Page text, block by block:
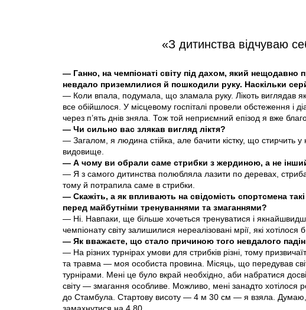
«З дитинства відчуваю
— Ганно, на чемпіонаті світу під дахом, який нещодавно
невдало приземлилися й пошкодили руку. Наскільки
— Коли впала, подумала, що зламала руку. Лікоть виглядав
все обійшлося. У місцевому госпіталі провели обстеження і
через п’ять днів зняла. Тож той неприємний епізод я вже
— Чи сильно вас злякав вигляд ліктя?
— Загалом, я людина стійка, але бачити кістку, що стирчить
видовище.
— А чому ви обрали саме стрибки з жердиною, а не
— Я з самого дитинства полюбляла лазити по деревах,
тому й потрапила саме в стрибки.
— Скажіть, а як впливають на свідомість спортсмена
перед майбутніми тренуваннями та змаганнями?
— Ні. Навпаки, ще більше хочеться тренуватися і
чемпіонату світу залишилися нереалізовані мрії, які хотілося
— Як вважаєте, що стало причиною того невдалого
— На різних турнірах умови для стрибків різні, тому
та травма — моя особиста провина. Місяць, що передував
турнірами. Мені це було вкрай необхідно, аби набратися
світу — змагання особливе. Можливо, мені занадто хотілося
до Стамбула. Стартову висоту — 4 м 30 см — я взяла. Думаю,
замахнутися на 4.80.